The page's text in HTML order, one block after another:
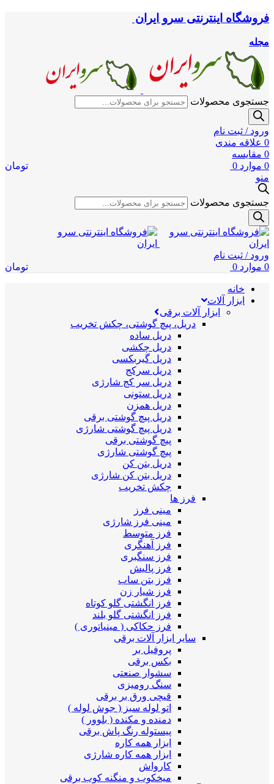
فروشگاه اینترنتی سرو ایران
مجله
جستجوی محصولات
ورود / ثبت نام
0 علاقه مندی
0 مقایسه
0 موارد 0
تومان
منو
جستجوی محصولات
ورود / ثبت نام
0 موارد 0 تومان
خانه
ابزار آلات
ابزار آلات برقی
دریل، پیچ گوشتی، چکش تخریب
دریل ساده
دریل چکشی
دریل گیربکسی
دریل سرکج
دریل سر کج شارژی
دریل ستونی
دریل همزن
دریل پیچ گوشتی برقی
دریل پیچ گوشتی شارژی
پیچ گوشتی برقی
پیچ گوشتی شارژی
دریل بتن کن
دریل بتن کن شارژی
چکش تخریب
فرز ها
مینی فرز
مینی فرز شارژی
فرز متوسط
فرز آهنگری
فرز سنگبری
فرز پالیش
فرز بتن ساب
فرز شیار زن
فرز انگشتی گلو کوتاه
فرز انگشتی گلو بلند
فرز حکاکی ( مینیاتوری )
سایر ابزار آلات برقی
پروفیل بر
بکس برقی
سشوار صنعتی
سنگ رومیزی
قیچی ورق بر برقی
اتو لوله سبز ( جوش لوله )
دمنده و مکنده ( بلوور )
پیستوله رنگ پاش برقی
ابزار همه کاره
ابزار همه کاره شارژی
کارواش
میخکوب و منگنه کوب برقی